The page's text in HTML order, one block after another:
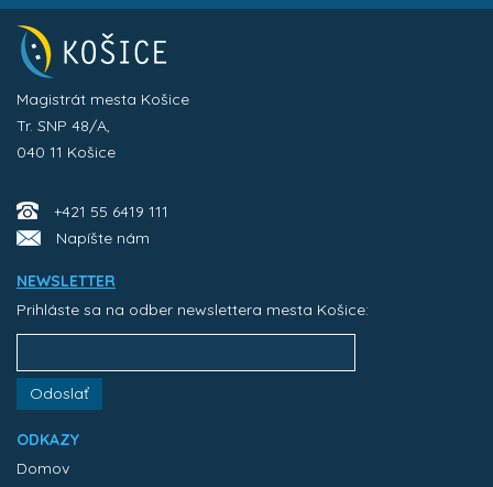
Magistrát mesta Košice
Tr. SNP 48/A,
040 11 Košice
+421 55 6419 111
Napíšte nám
NEWSLETTER
Prihláste sa na odber newslettera mesta Košice:
Odoslať
ODKAZY
Domov